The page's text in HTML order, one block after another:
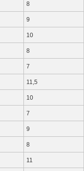
8
9
10
8
7
11,5
10
7
9
8
11